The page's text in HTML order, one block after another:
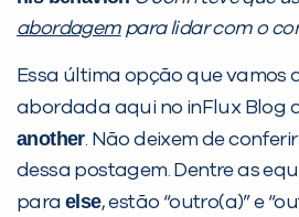
abordagempara lidar com o
Essa última opção que vamos
abordada aqui no inFlux Blog
another. Não deixem de
dessa postagem. Dentre as
para else, estão “outro(a)” e